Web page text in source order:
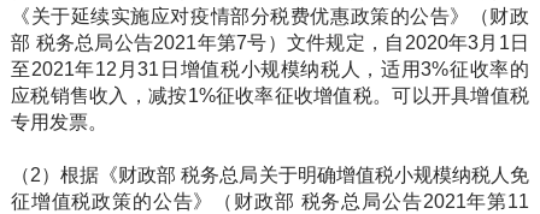
《关于延续实施应对疫情部分税费优惠政策的公告》（财政
部 税务总局公告2021年第7号）文件规定，自2020年3月1日
至2021年12月31日增值税小规模纳税人，适用3%征收率的
应税销售收入，减按1%征收率征收增值税。可以开具增值税
专用发票。
（2）根据《财政部 税务总局关于明确增值税小规模纳税人免
征增值税政策的公告》（财政部 税务总局公告2021年第11